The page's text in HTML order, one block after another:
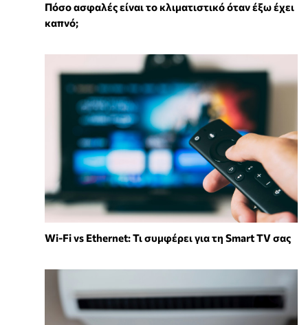
Πόσο ασφαλές είναι το κλιματιστικό όταν έξω έχει
καπνό;
Wi-Fi vs Ethernet: Τι συμφέρει για τη Smart TV σας